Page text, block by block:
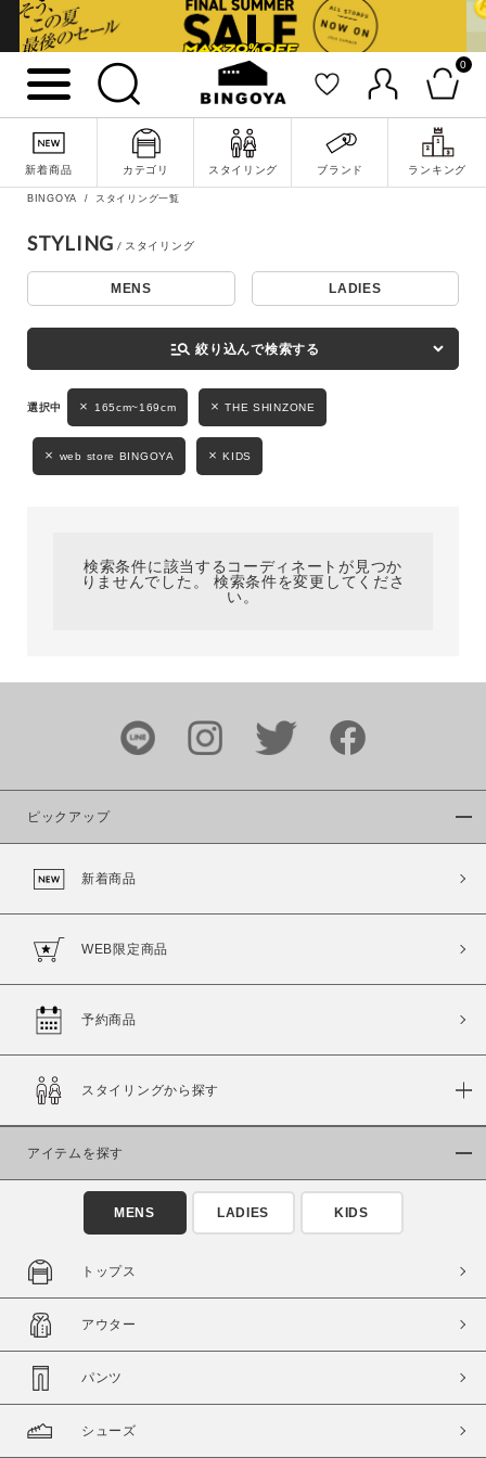
0
新着商品 カテゴリ スタイリング ブランド ランキング
詳細検索
キーワード
性別
MENS LADIES
ブランド
カラー
商品タイプ
通常商品
セール価格 WEB限定
在庫
在庫あり
BINGOYA スタイリング一覧
STYLING
MENS LADIES
manage_search 絞り込んで検索する
165cm~169cm THE SHINZONE
web store BINGOYA KIDS
検索条件に該当するコーディネートが見つか
りませんでした。 検索条件を変更してくださ
い。
ピックアップ
新着商品
WEB限定商品
予約商品
スタイリングから探す
アイテムを探す
MENS LADIES KIDS
トップス
アウター
パンツ
シューズ